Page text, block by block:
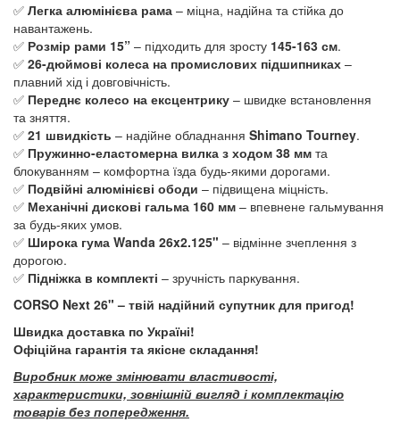
✅ Легка алюмінієва рама – міцна, надійна та стійка до
навантажень.
✅ Розмір рами 15” – підходить для зросту 145-163 см.
✅ 26-дюймові колеса на промислових підшипниках –
плавний хід і довговічність.
✅ Переднє колесо на ексцентрику – швидке встановлення
та зняття.
✅ 21 швидкість – надійне обладнання Shimano Tourney.
✅ Пружинно-еластомерна вилка з ходом 38 мм та
блокуванням – комфортна їзда будь-якими дорогами.
✅ Подвійні алюмінієві ободи – підвищена міцність.
✅ Механічні дискові гальма 160 мм – впевнене гальмування
за будь-яких умов.
✅ Широка гума Wanda 26x2.125" – відмінне зчеплення з
дорогою.
✅ Підніжка в комплекті – зручність паркування.
CORSO Next 26" – твій надійний супутник для пригод!
Швидка доставка по Україні!
Офіційна гарантія та якісне складання!
Виробник може змінювати властивості,
характеристики, зовнішній вигляд і комплектацію
товарів без попередження.